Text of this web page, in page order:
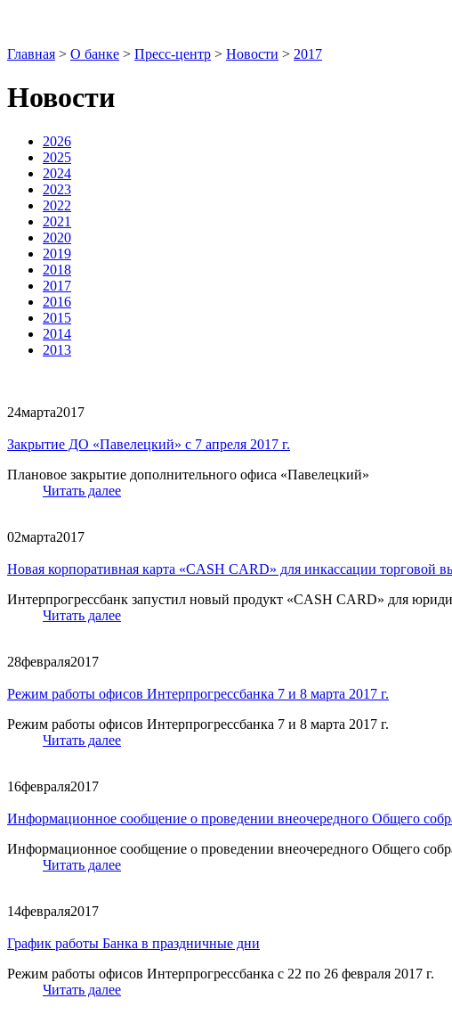
Главная > О банке > Пресс-центр > Новости > 2017
Новости
2026
2025
2024
2023
2022
2021
2020
2019
2018
2017
2016
2015
2014
2013
24марта2017
Закрытие ДО «Павелецкий» с 7 апреля 2017 г.
Плановое закрытие дополнительного офиса «Павелецкий»
Читать далее
02марта2017
Новая корпоративная карта «CASH CARD» для инкассации торговой
Интерпрогрессбанк запустил новый продукт «CASH CARD» для
Читать далее
28февраля2017
Режим работы офисов Интерпрогрессбанка 7 и 8 марта 2017 г.
Режим работы офисов Интерпрогрессбанка 7 и 8 марта 2017 г.
Читать далее
16февраля2017
Информационное сообщение о проведении внеочередного Общего
Информационное сообщение о проведении внеочередного Общего
Читать далее
14февраля2017
График работы Банка в праздничные дни
Режим работы офисов Интерпрогрессбанка с 22 по 26 февраля 2017 г.
Читать далее